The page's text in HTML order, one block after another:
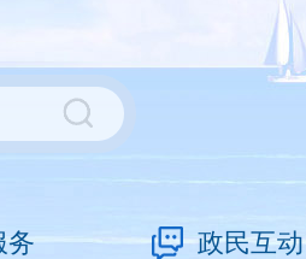
务 政民互动